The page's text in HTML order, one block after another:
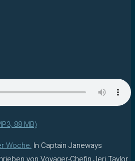
88 MB)
Woche. In Captain Janeways
von Voyager-Chefin Jeri Taylor,